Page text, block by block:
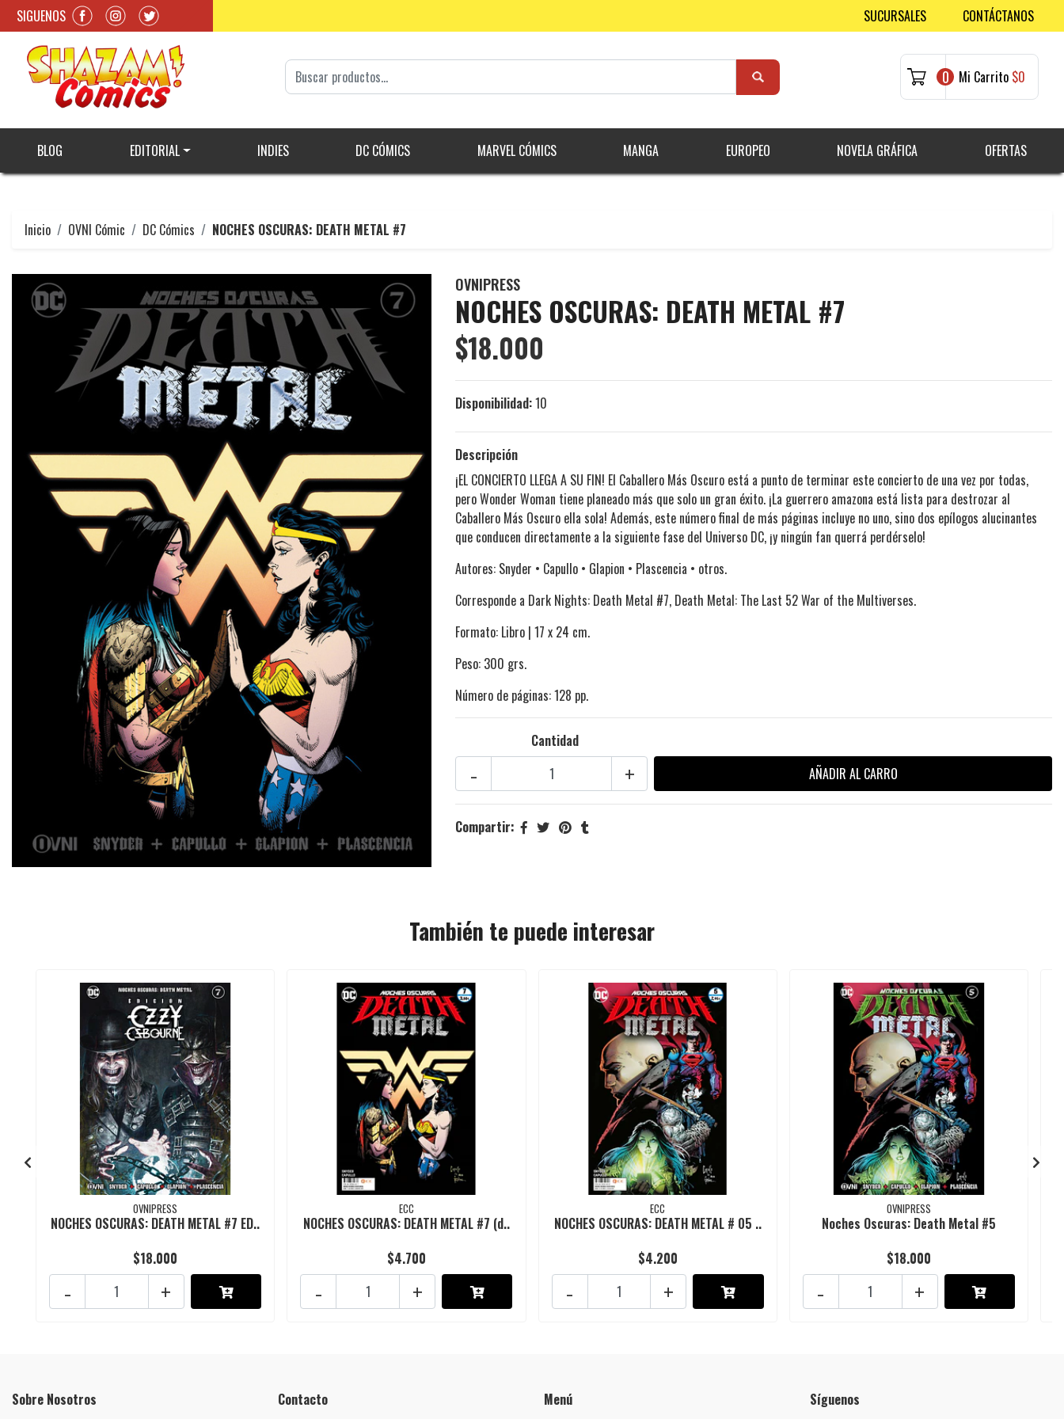
SIGUENOS SUCURSALES CONTÁCTANOS
0 Mi Carrito $0
BLOG EDITORIAL INDIES DC CÓMICS MARVEL CÓMICS MANGA EUROPEO NOVELA GRÁFICA OFERTAS
Inicio OVNI Cómic DC Cómics NOCHES OSCURAS: DEATH METAL #7
OVNIPRESS
NOCHES OSCURAS: DEATH METAL #7
$18.000
Disponibilidad:10
Descripción
¡EL CONCIERTO LLEGA A SU FIN! El Caballero Más Oscuro está a punto de terminar este concierto de una vez por todas,
pero Wonder Woman tiene planeado más que solo un gran éxito. ¡La guerrero amazona está lista para destrozar al
Caballero Más Oscuro ella sola! Además, este número final de más páginas incluye no uno, sino dos epílogos alucinantes
que conducen directamente a la siguiente fase del Universo DC, ¡y ningún fan querrá perdérselo!
Autores: Snyder • Capullo • Glapion • Plascencia • otros.
Corresponde a Dark Nights: Death Metal #7, Death Metal: The Last 52 War of the Multiverses.
Formato: Libro | 17 x 24 cm.
Peso: 300 grs.
Número de páginas: 128 pp.
Cantidad
+
-
Compartir:
También te puede interesar
OVNIPRESS
NOCHES OSCURAS: DEATH METAL #7 ED..
$18.000
+
-
ECC
NOCHES OSCURAS: DEATH METAL #7 (d..
$4.700
+
-
ECC
NOCHES OSCURAS: DEATH METAL # 05 ..
$4.200
+
-
OVNIPRESS
Noches Oscuras: Death Metal #5
$18.000
+
-
Sobre Nosotros Contacto Menú Síguenos